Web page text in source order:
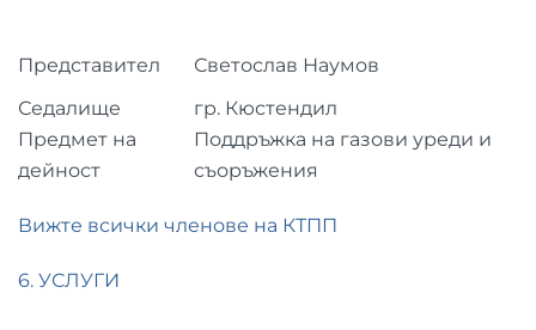
Представител
Светослав Наумов
Седалище
гр. Кюстендил
Предмет на
дейност
Поддръжка на газови уреди и
съоръжения
Вижте всички членове на КТПП
6. УСЛУГИ